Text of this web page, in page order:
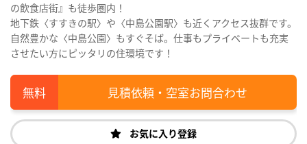
の飲食店街』も徒歩圏内！
地下鉄〈すすきの駅〉や〈中島公園駅〉も近くアクセス抜群です。
自然豊かな〈中島公園〉もすぐそば。仕事もプライベートも充実
させたい方にピッタリの住環境です！
見積依頼・空室お問合わせ
お気に入り登録